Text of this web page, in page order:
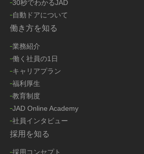
30秒でわかるJAD
自動ドアについて
働き方を知る
業務紹介
働く社員の1日
キャリアプラン
福利厚生
教育制度
JAD Online Academy
社員インタビュー
採用を知る
採用コンセプト